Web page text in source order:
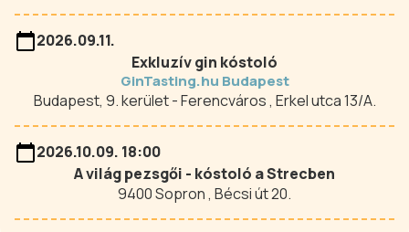
2026.09.11.
Exkluzív gin kóstoló
GinTasting.hu Budapest
Budapest, 9. kerület - Ferencváros , Erkel utca 13/A.
2026.10.09. 18:00
A világ pezsgői - kóstoló a Strecben
9400 Sopron , Bécsi út 20.